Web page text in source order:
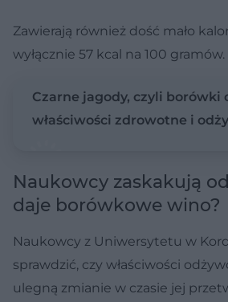
Zawierają również dość mało
wyłącznie 57 kcal na 100 gramów.
Czarne jagody, czyli borówki
właściwości zdrowotne i
Naukowcy zaskakują
daje borówkowe wino?
Naukowcy z Uniwersytetu w
sprawdzić, czy właściwości
ulegną zmianie w czasie jej